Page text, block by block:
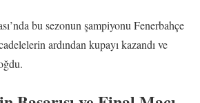
bu sezonun şampiyonu Fenerbahçe
ardından kupayı kazandı ve